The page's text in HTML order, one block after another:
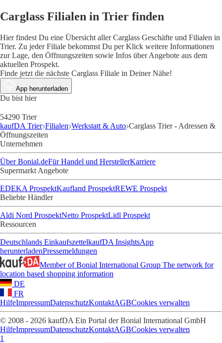
Carglass Filialen in Trier finden
Hier findest Du eine Übersicht aller Carglass Geschäfte und Filialen in
Trier. Zu jeder Filiale bekommst Du per Klick weitere Informationen
zur Lage, den Öffnungszeiten sowie Infos über Angebote aus dem
aktuellen Prospekt.
Finde jetzt die nächste Carglass Filiale in Deiner Nähe!
App herunterladen
Du bist hier
54290 Trier
kaufDA Trier Filialen Werkstatt & Auto Carglass Trier - Adressen &
Öffnungszeiten
Unternehmen
Über Bonial.deFür Handel und HerstellerKarriere
Supermarkt Angebote
EDEKA ProspektKaufland ProspektREWE Prospekt
Beliebte Händler
Aldi Nord ProspektNetto ProspektLidl Prospekt
Ressourcen
Deutschlands EinkaufszettelkaufDA InsightsApp
herunterladenPressemeldungen
Member of Bonial International Group The network for
location based shopping information
DE
FR
HilfeImpressumDatenschutzKontaktAGBCookies verwalten
© 2008 - 2026 kaufDA Ein Portal der Bonial International GmbH
HilfeImpressumDatenschutzKontaktAGBCookies verwalten
1